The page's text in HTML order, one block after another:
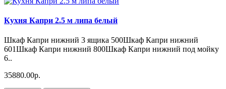
Кухня Капри 2.5 м липа белый
Шкаф Капри нижний 3 ящика 500Шкаф Капри нижний
601Шкаф Капри нижний 800Шкаф Капри нижний под мойку
6..
35880.00р.